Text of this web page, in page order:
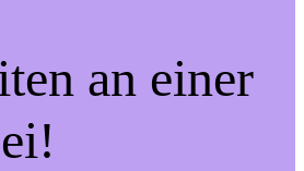
an einer